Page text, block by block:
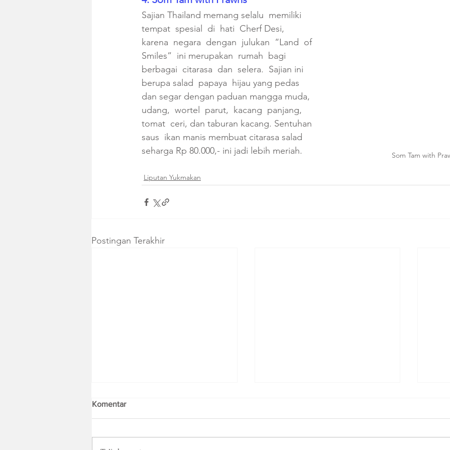
Som Tam with
Sajian Thailand memang selalu  memiliki
tempat  spesial  di  hati  Cherf Desi,
karena  negara  dengan  julukan  “Land  of
Smiles”  ini merupakan  rumah  bagi
berbagai  citarasa  dan  selera.  Sajian ini
berupa salad  papaya  hijau yang pedas
dan segar dengan paduan mangga muda,
udang,  wortel  parut,  kacang  panjang,
tomat  ceri, dan taburan kacang. Sentuhan
saus  ikan manis membuat citarasa salad
seharga Rp 80.000,- ini jadi lebih meriah.
Liputan Yukmakan
Postingan Terakhir
Komentar